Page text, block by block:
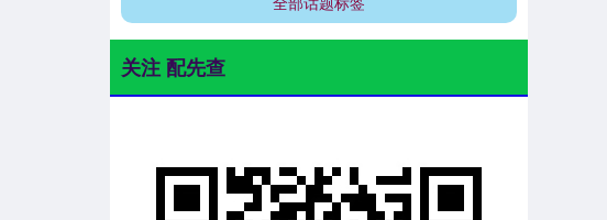
关注 配先查